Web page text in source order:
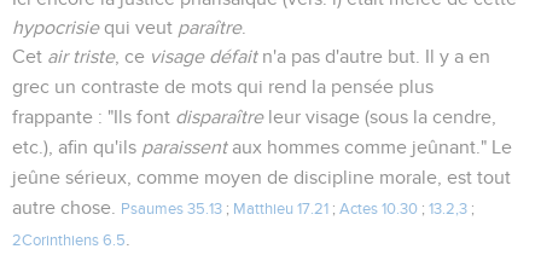
hypocrisiequi veut paraître.
Cet air triste, ce visage défaitn'a pas d'autre but. Il y a en
grec un contraste de mots qui rend la pensée plus
frappante : "Ils font disparaîtreleur visage (sous la cendre,
etc.), afin qu'ils paraissentaux hommes comme jeûnant." Le
jeûne sérieux, comme moyen de discipline morale, est tout
autre chose.
Psaumes 35.13 ; Matthieu 17.21 ; Actes 10.30 ; 13.2,3 ;
2Corinthiens 6.5